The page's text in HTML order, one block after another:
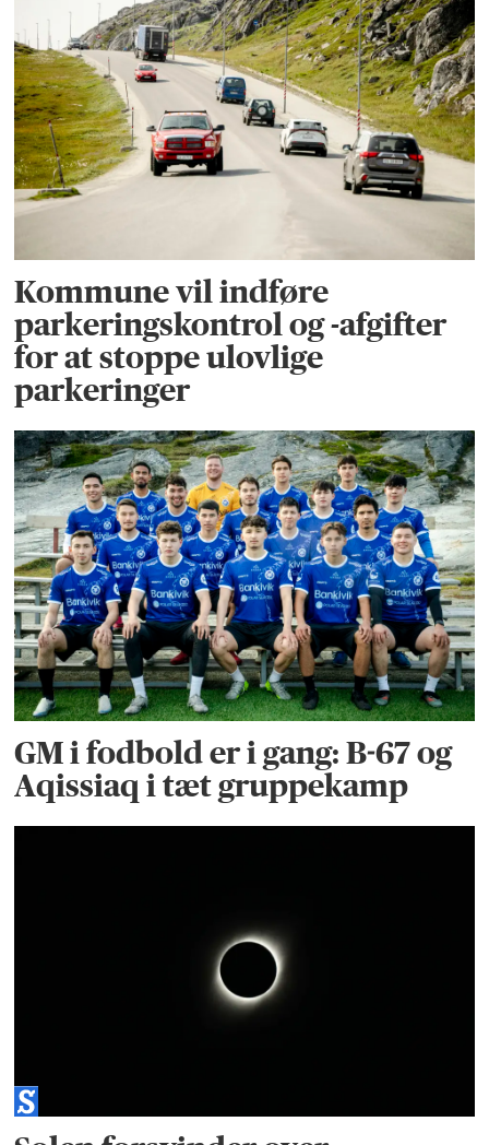
Kommune vil indføre
parkeringskontrol og -afgifter
for at stoppe ulovlige
parkeringer
GM i fodbold er i gang: B-67 og
Aqissiaq i tæt gruppekamp